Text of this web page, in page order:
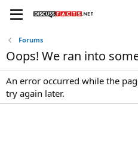
Forums
Oops! We ran into
An error occurred while the
try again later.